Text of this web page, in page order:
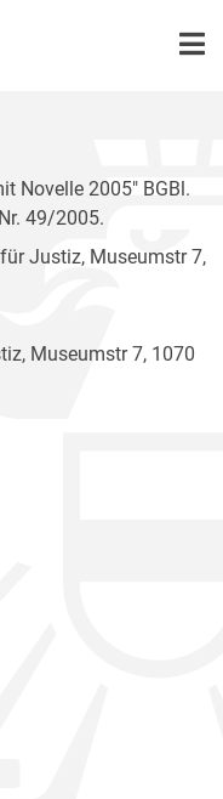
Novelle 2005" BGBl.
49/2005.
Justiz, Museumstr 7,
Museumstr 7, 1070